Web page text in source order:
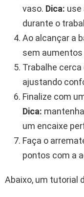
vaso. Dica: use
durante o
Ao alcançar a
sem
Trabalhe cerca
ajustando
Finalize com
Dica:
um encaixe
Faça o
pontos com a
Abaixo, um tutorial